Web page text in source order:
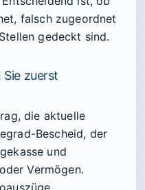
falsch zugeordnet
gedeckt sind.
zuerst
die aktuelle
Bescheid, der
und
Vermögen.